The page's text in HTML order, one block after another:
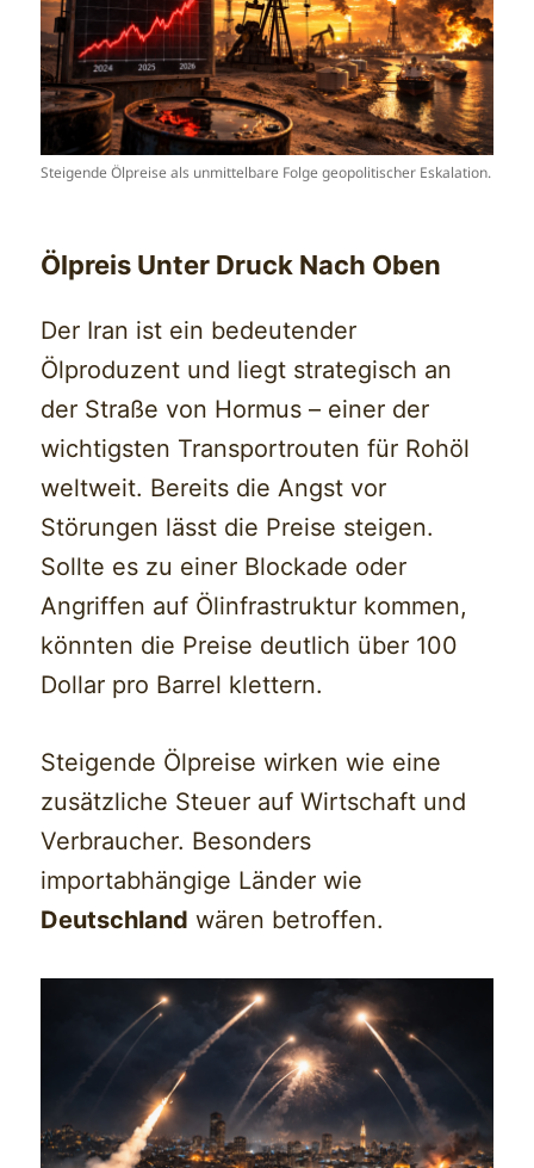
Steigende Ölpreise als unmittelbare Folge geopolitischer Eskalation.
Ölpreis Unter Druck Nach Oben
Der Iran ist ein bedeutender
Ölproduzent und liegt strategisch an
der Straße von Hormus – einer der
wichtigsten Transportrouten für Rohöl
weltweit. Bereits die Angst vor
Störungen lässt die Preise steigen.
Sollte es zu einer Blockade oder
Angriffen auf Ölinfrastruktur kommen,
könnten die Preise deutlich über 100
Dollar pro Barrel klettern.
Steigende Ölpreise wirken wie eine
zusätzliche Steuer auf Wirtschaft und
Verbraucher. Besonders
importabhängige Länder wie
Deutschland wären betroffen.